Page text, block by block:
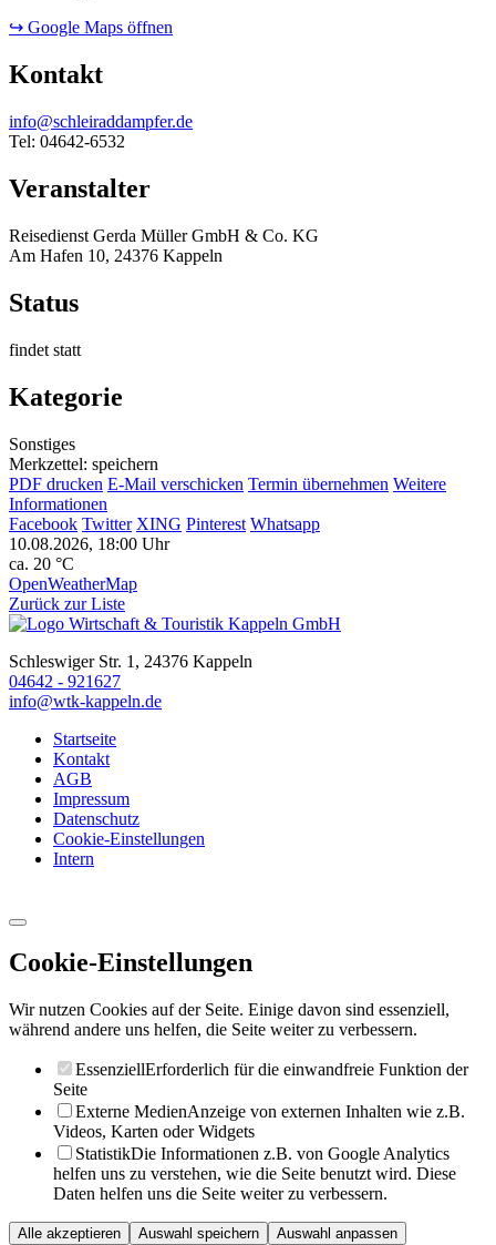
↪ Google Maps öffnen
Kontakt
info@schleiraddampfer.de
Tel: 04642-6532
Veranstalter
Reisedienst Gerda Müller GmbH & Co. KG
Am Hafen 10, 24376 Kappeln
Status
findet statt
Kategorie
Sonstiges
Merkzettel: speichern
PDF drucken E-Mail verschicken Termin übernehmen Weitere
Informationen
Facebook Twitter XING Pinterest Whatsapp
10.08.2026, 18:00 Uhr
ca. 20 °C
OpenWeatherMap
Zurück zur Liste
Schleswiger Str. 1, 24376 Kappeln
04642 - 921627
info@wtk-kappeln.de
Startseite
Kontakt
AGB
Impressum
Datenschutz
Cookie-Einstellungen
Intern
Cookie-Einstellungen
Wir nutzen Cookies auf der Seite. Einige davon sind essenziell,
während andere uns helfen, die Seite weiter zu verbessern.
EssenziellErforderlich für die einwandfreie Funktion der
Seite
Externe MedienAnzeige von externen Inhalten wie z.B.
Videos, Karten oder Widgets
StatistikDie Informationen z.B. von Google Analytics
helfen uns zu verstehen, wie die Seite benutzt wird. Diese
Daten helfen uns die Seite weiter zu verbessern.
Alle akzeptieren Auswahl speichern Auswahl anpassen